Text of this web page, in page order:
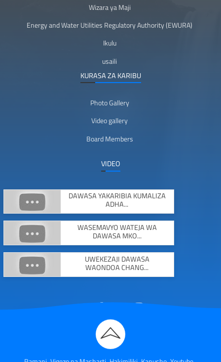
Wizara ya Maji
Energy and Water Utilities Regulatory Authority (EWURA)
Ikulu
usaili
KURASA ZA KARIBU
Photo Gallery
Video gallery
Board Members
VIDEO
DAWASA YAKARIBIA KUMALIZA
ADHA...
WASEMAVYO WATEJA WA
DAWASA MKO...
UWEKEZAJI DAWASA
WAONDOA CHANG...